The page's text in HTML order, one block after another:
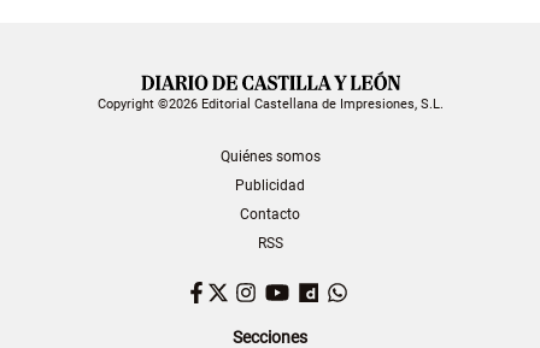
Copyright ©2026 Editorial Castellana de Impresiones, S.L.
Quiénes somos
Publicidad
Contacto
RSS
Facebook
TwitterInstagram
YouTubeDailymotion
Secciones